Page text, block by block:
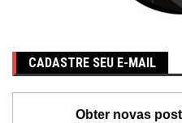
CADASTRE SEU E-MAIL
Obter novas